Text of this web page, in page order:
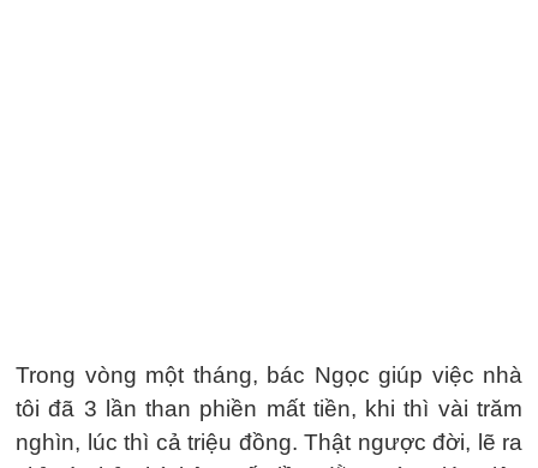
Trong vòng một tháng, bác Ngọc giúp việc nhà
tôi đã 3 lần than phiền mất tiền, khi thì vài trăm
nghìn, lúc thì cả triệu đồng. Thật ngược đời, lẽ ra